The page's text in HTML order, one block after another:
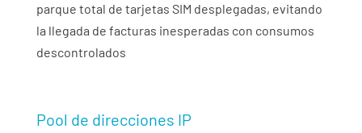
parque total de tarjetas SIM desplegadas, evitando
la llegada de facturas inesperadas con consumos
descontrolados
Pool de direcciones IP